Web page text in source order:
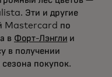
Эти и другие
Mastercard по
в Форт-Лэнгли и
в получении
покупок.